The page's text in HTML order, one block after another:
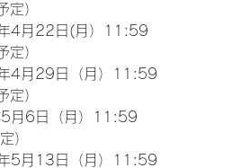
）
4月22日(月）11:59
）
4月29日（月）11:59
）
月6日（月）11:59
）
5月13日（月）11:59